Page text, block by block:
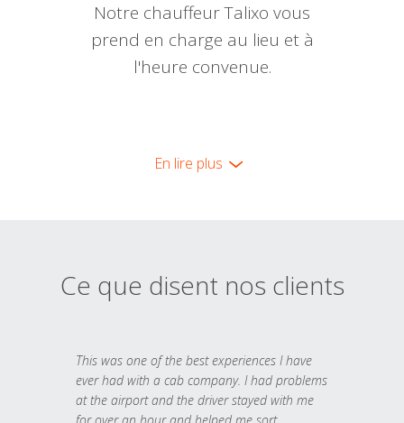
Notre chauffeur Talixo vous
prend en charge au lieu et à
l'heure convenue.
En lire plus
Ce que disent nos clients
This was one of the best experiences I have
ever had with a cab company. I had problems
at the airport and the driver stayed with me